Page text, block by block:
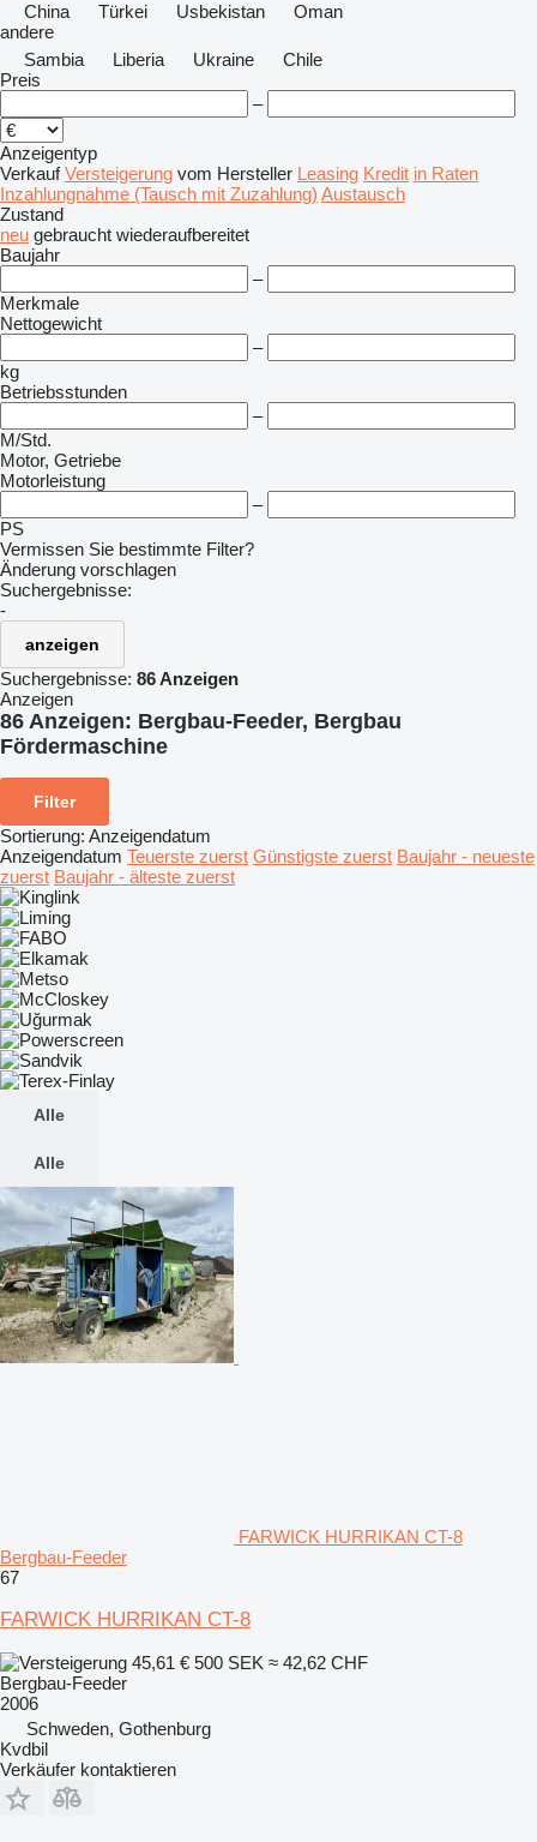
China
Türkei Usbekistan
Oman
andere
Sambia
Liberia Ukraine
Chile
Preis
–
Anzeigentyp
Verkauf Versteigerung vom Hersteller Leasing Kredit in Raten
Inzahlungnahme (Tausch mit Zuzahlung) Austausch
Zustand
neu gebraucht wiederaufbereitet
Baujahr
–
Merkmale
Nettogewicht
–
kg
Betriebsstunden
–
M/Std.
Motor, Getriebe
Motorleistung
–
PS
Vermissen Sie bestimmte Filter?
Änderung vorschlagen
Suchergebnisse:
-
anzeigen
Suchergebnisse: 86 Anzeigen
Anzeigen
86 Anzeigen: Bergbau-Feeder, Bergbau
Fördermaschine
Filter
Sortierung: Anzeigendatum
Anzeigendatum Teuerste zuerst Günstigste zuerst Baujahr - neueste
zuerst Baujahr - älteste zuerst
Alle
Alle
FARWICK HURRIKAN CT-8
Bergbau-Feeder
67
FARWICK HURRIKAN CT-8
45,61 € 500 SEK ≈ 42,62 CHF
Bergbau-Feeder
2006
Schweden, Gothenburg
Kvdbil
Verkäufer kontaktieren